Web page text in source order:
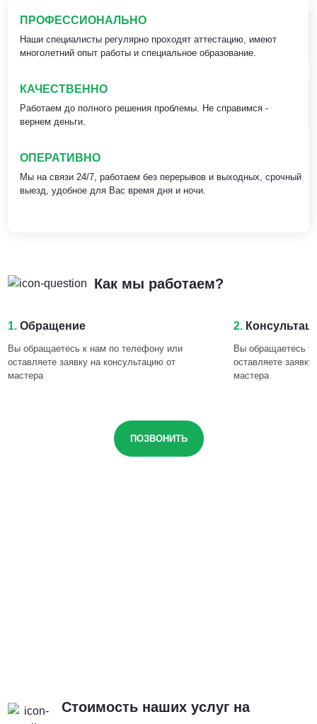
ПРОФЕССИОНАЛЬНО
Наши специалисты регулярно проходят аттестацию, имеют
многолетний опыт работы и специальное образование.
КАЧЕСТВЕННО
Работаем до полного решения проблемы. Не справимся -
вернем деньги.
ОПЕРАТИВНО
Мы на связи 24/7, работаем без перерывов и выходных, срочный
выезд, удобное для Вас время дня и ночи.
Как мы работаем?
1. Обращение
Вы обращаетесь к нам по телефону или
оставляете заявку на консультацию от
мастера
2.
Вы обращаетесь
оставляете
мастера
ПОЗВОНИТЬ
Стоимость наших услуг на